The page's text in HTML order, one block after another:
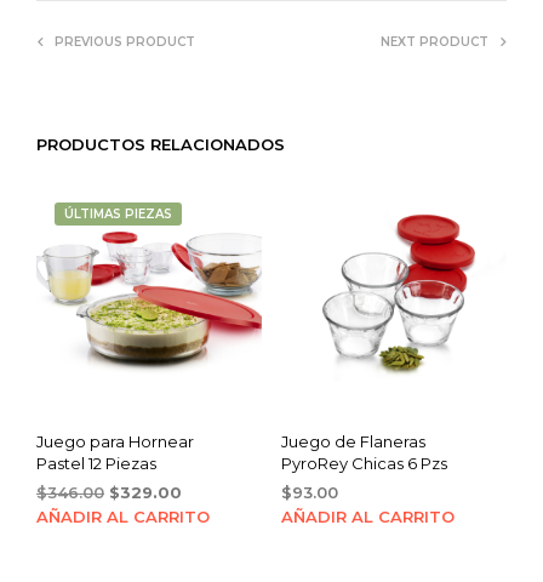
PREVIOUS PRODUCT NEXT PRODUCT
PRODUCTOS RELACIONADOS
ÚLTIMAS PIEZAS
Juego para Hornear
Pastel 12 Piezas
$346.00 Original
price
$329.00
price
AÑADIR AL CARRITO
Juego de Flaneras
PyroRey Chicas 6 Pzs
$93.00
AÑADIR AL CARRITO